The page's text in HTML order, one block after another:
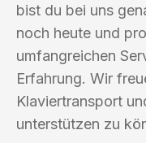
bist du bei uns
noch heute und
umfangreichen
Erfahrung. Wir
Klaviertransport
unterstützen zu